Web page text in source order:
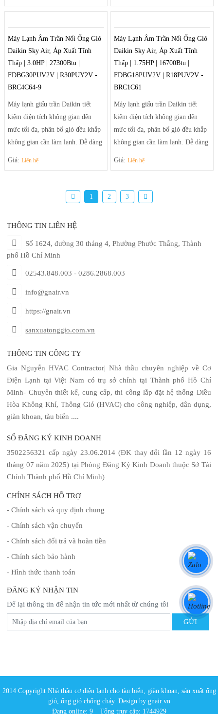
giúp điều tiết luồng gió ra khỏi
máy theo luồng tối ưu và trải rộng
để khí mát có thể đến tận những
góc phòng xa nhất.
giúp điều tiết luồng gió ra khỏi
máy theo luồng tối ưu và trải rộng
để khí mát có thể đến tận những
góc phòng xa nhất.
Máy Lạnh Âm Trần Nối Ống Gió
Daikin Sky Air, Áp Xuất Tĩnh
Thấp | 3.0HP | 27300Btu |
FDBG30PUV2V | R30PUY2V -
BRC4C64-9
Máy lạnh giấu trần Daikin tiết
kiệm diện tích không gian đến
mức tối đa, phân bố gió đều khắp
không gian cần làm lạnh. Dễ dàng
giúp điều tiết luồng gió ra khỏi
máy theo luồng tối ưu và trải rộng
Giá:Liên hệ
Máy Lạnh Âm Trần Nối Ống Gió
Daikin Sky Air, Áp Xuất Tĩnh
Thấp | 1.75HP | 16700Btu |
FDBG18PUV2V | R18PUV2V -
BRC1C61
Máy lạnh giấu trần Daikin tiết
kiệm diện tích không gian đến
mức tối đa, phân bố gió đều khắp
không gian cần làm lạnh. Dễ dàng
giúp điều tiết luồng gió ra khỏi
máy theo luồng tối ưu và trải rộng
Giá: Liên hệ
1 2 3
THÔNG TIN LIÊN HỆ
Số 1624, đường 30 tháng 4, Phường Phước Thắng, Thành
phố Hồ Chí Minh
02543.848.003 - 0286.2868.003
info@gnair.vn
https://gnair.vn
sanxuatonggio.com.vn
THÔNG TIN CÔNG TY
Gia Nguyễn HVAC Contractor| Nhà thầu chuyên nghiệp về Cơ
Điện Lạnh tại Việt Nam có trụ sở chính tại Thành phố Hồ Chí
MInh- Chuyên thiết kế, cung cấp, thi công lắp đặt hệ thống Điều
Hòa Không Khí, Thông Gió (HVAC) cho công nghiệp, dân dụng,
giàn khoan, tàu biển ....
SỐ ĐĂNG KÝ KINH DOANH
3502256321 cấp ngày 23.06.2014 (ĐK thay đổi lần 12 ngày 16
tháng 07 năm 2025) tại Phòng Đăng Ký Kinh Doanh thuộc Sở Tài
Chính Thành phố Hồ Chí Minh)
CHÍNH SÁCH HỖ TRỢ
- Chính sách và quy định chung
- Chính sách vận chuyển
- Chính sách đổi trả và hoàn tiền
- Chính sách bảo hành
- Hình thức thanh toán
ĐĂNG KÝ NHẬN TIN
Để lại thông tin để nhận tin tức mới nhất từ chúng tôi
2014 Copyright Nhà thầu cơ điện lạnh cho tàu biển, giàn khoan, sản xuất ống
gió, ống gió chống cháy. Design by gnair.vn
Đang online: 9
Tổng truy cập: 1744929